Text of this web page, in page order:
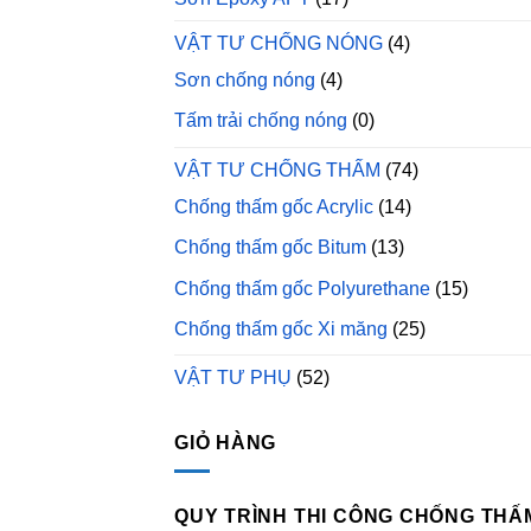
VẬT TƯ CHỐNG NÓNG (4)
Sơn chống nóng (4)
Tấm trải chống nóng (0)
VẬT TƯ CHỐNG THẤM (74)
Chống thấm gốc Acrylic (14)
Chống thấm gốc Bitum (13)
Chống thấm gốc Polyurethane (15)
Chống thấm gốc Xi măng (25)
VẬT TƯ PHỤ (52)
GIỎ HÀNG
QUY TRÌNH THI CÔNG CHỐNG